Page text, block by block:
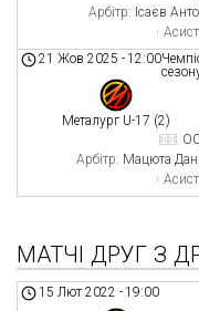
Арбітр: Ісаєв
21 Жов 2025 -12:00
Металург U-17 (2)
Арбітр: Мацюта
МАТЧІ ДРУГ З
15 Лют 2022 -19:00